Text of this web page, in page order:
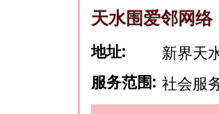
天水围爱邻网络
地址: 新界天
服务范围: 社会服